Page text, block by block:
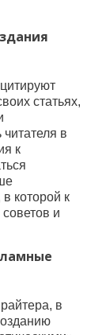
статьях,
в
к
в которой к
и
в